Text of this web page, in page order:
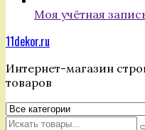
Моя учётная
11dekor.ru
Интернет-магазин
товаров
Искать